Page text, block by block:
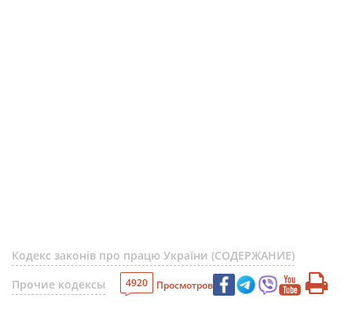
Кодекс законів про працю України (СОДЕРЖАНИЕ)
Прочие кодексы
4920 Просмотров